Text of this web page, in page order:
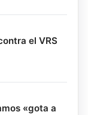
el VRS
«gota a